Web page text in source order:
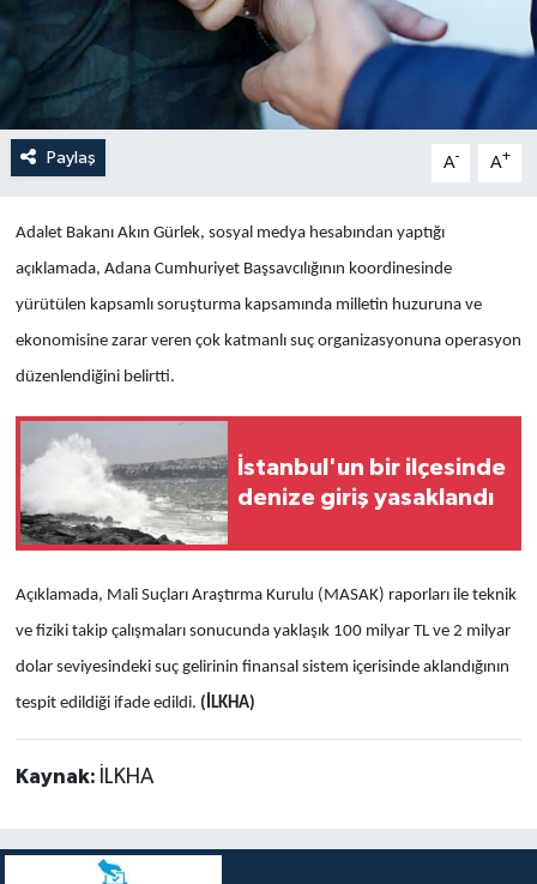
Paylaş A- A+
Adalet Bakanı Akın Gürlek, sosyal medya hesabından yaptığı
açıklamada, Adana Cumhuriyet Başsavcılığının koordinesinde
yürütülen kapsamlı soruşturma kapsamında milletin huzuruna ve
ekonomisine zarar veren çok katmanlı suç organizasyonuna operasyon
düzenlendiğini belirtti.
İstanbul'un bir ilçesinde
denize giriş yasaklandı
Açıklamada, Mali Suçları Araştırma Kurulu (MASAK) raporları ile teknik
ve fiziki takip çalışmaları sonucunda yaklaşık 100 milyar TL ve 2 milyar
dolar seviyesindeki suç gelirinin finansal sistem içerisinde aklandığının
tespit edildiği ifade edildi. (İLKHA)
Kaynak: İLKHA
Eği̇ti̇m